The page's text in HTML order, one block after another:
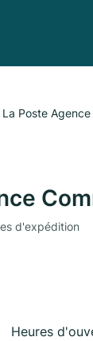
La Poste
d'expédition
Heures